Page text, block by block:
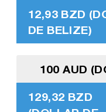
12,93 BZD
DE BELIZE)
100 AUD
129,32 BZD